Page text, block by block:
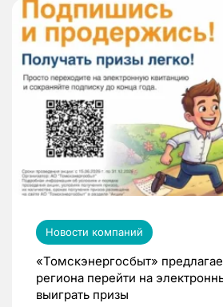
Новости компаний
«Томскэнергосбыт»
региона перейти на
выиграть призы